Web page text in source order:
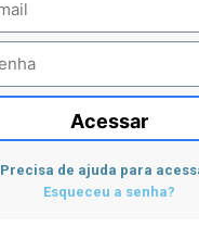
Acessar
Precisa de ajuda para
Esqueceu a senha?